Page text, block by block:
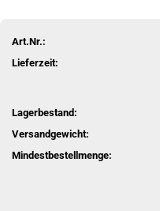
Art.Nr.:
Lieferzeit:
Lagerbestand:
Versandgewicht:
Mindestbestellmenge: